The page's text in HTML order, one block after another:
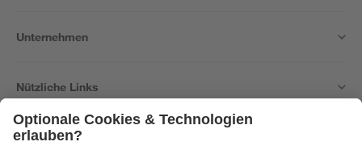
Unternehmen
Nützliche Links